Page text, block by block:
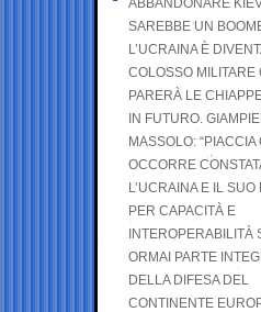
ABBANDONARE KIEV
SAREBBE UN
L’UCRAINA È
COLOSSO MILITARE
PARERÀ LE
IN FUTURO.
MASSOLO: “PIACCIA
OCCORRE
L’UCRAINA E IL
PER CAPACITÀ E
INTEROPERABILITÀ
ORMAI PARTE
DELLA DIFESA DEL
CONTINENTE